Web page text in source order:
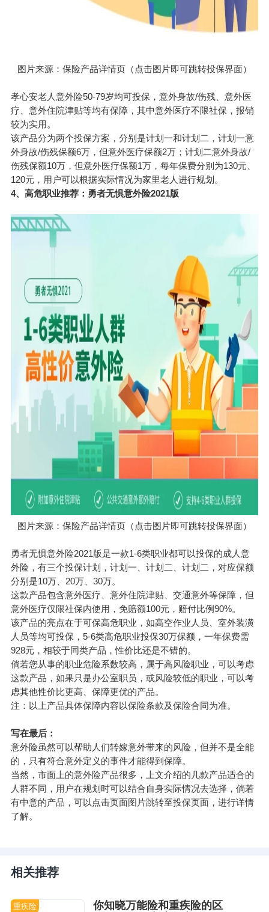
图片来源：保险产品详情页（点击图片即可跳转投保界面）
孝心安老人意外险50-79岁均可投保，意外身故/伤残、意外医
疗、意外住院津贴等均有保障，其中意外医疗不限社保，报销
较为实用。
该产品分为两个投保方案，分别是计划一和计划二，计划一意
外身故/伤残保额6万，但意外医疗保额2万；计划二意外身故/
伤残保额10万，但意外医疗保额1万，每年保费分别为130元、
120元，用户可以根据实际情况为家里老人进行规划。
4、高危职业推荐：勇者无惧意外险2021版
图片来源：保险产品详情页（点击图片即可跳转投保界面）
勇者无惧意外险2021版是一款1-6类职业都可以投保的成人意
外险，有三个投保计划，计划一、计划二、计划二，对应保额
分别是10万、20万、30万。
这款产品包含意外医疗、意外住院津贴、交通意外等保障，但
意外医疗仅限社保内使用，免赔额100元，赔付比例90%。
该产品的亮点在于可保高危职业，如高空作业人员、室外装潢
人员等均可投保，5-6类高危职业投保30万保额，一年保费需
928元，相较于同类产品，性价比还是不错的。
倘若您从事的职业危险系数较高，属于高风险职业，可以考虑
这款产品，如果只是办公室职员，或风险较低的职业，可以考
虑其他性价比更高、保障更优的产品。
注：以上产品具体保障内容以保险条款及保险合同为准。
写在最后：
意外险虽然可以帮助人们转嫁意外带来的风险，但并不是全能
的，只有符合意外定义的事件才能得到保障。
当然，市面上的意外险产品很多，上文介绍的几款产品适合的
人群不同，用户在规划时可以结合自身实际情况去选择，倘若
有中意的产品，可以点击页面图片跳转至投保页面，进行详情
了解。
相关推荐
重疾险
你知晓万能险和重疾险的区